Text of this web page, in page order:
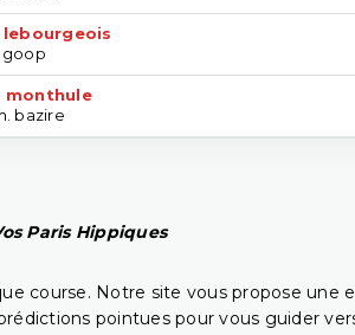
lebourgeois
goop
monthule
bazire
Paris Hippiques
course. Notre site vous propose une
pointues pour vous guider